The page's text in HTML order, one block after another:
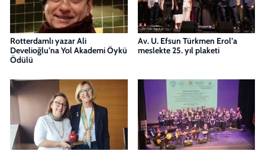
Rotterdamlı yazar Ali
Develioğlu’na Yol Akademi Öykü
Ödülü
Av. U. Efsun Türkmen Erol’a
meslekte 25. yıl plaketi